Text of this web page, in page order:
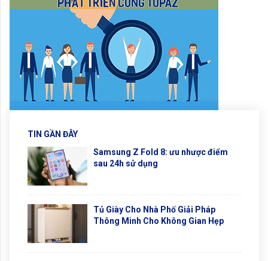
TIN GẦN ĐÂY
Samsung Z Fold 8: ưu nhược điểm
sau 24h sử dụng
Tủ Giày Cho Nhà Phố Giải Pháp
Thông Minh Cho Không Gian Hẹp